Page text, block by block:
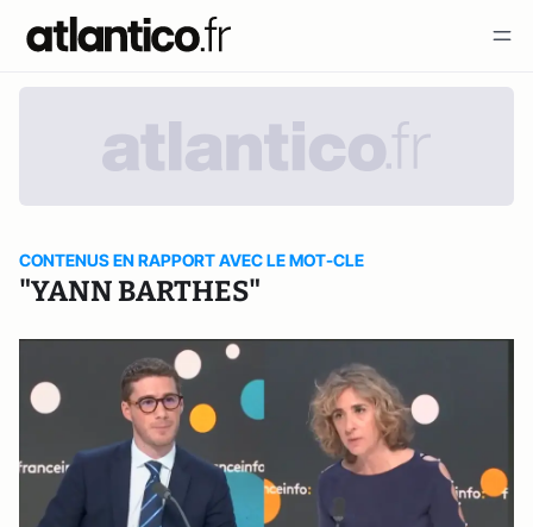
CONTENUS EN RAPPORT AVEC LE MOT-CLE
"YANN BARTHES"